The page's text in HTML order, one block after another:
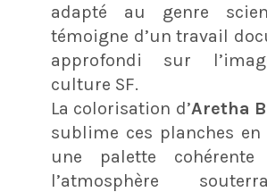
adapté au genre
témoigne d’un travail
approfondi sur
culture SF.
La colorisation d’Aretha
sublime ces planches
une palette
l’atmosphère